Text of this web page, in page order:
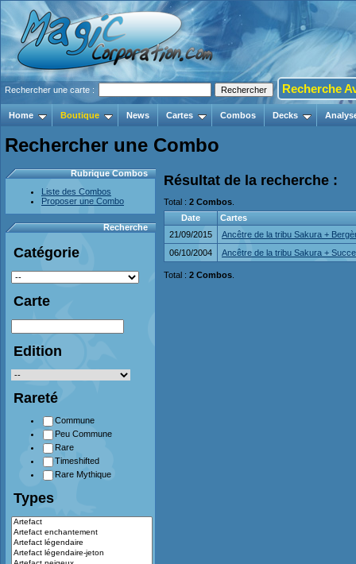
Rechercher une carte : Recherche
Home Boutique News Cartes Combos Decks
Rechercher une Combo
Rubrique Combos
Liste des Combos
Proposer une Combo
Recherche
Catégorie
Carte
Edition
Rareté
Commune
Peu Commune
Rare
Timeshifted
Rare Mythique
Types
Résultat de la recherche :
Total : 2 Combos
Date
Cartes
21/09/2015
Ancêtre de la tribu Sakura +
06/10/2004
Ancêtre de la tribu Sakura +
Total : 2 Combos